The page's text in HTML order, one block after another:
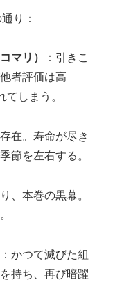
り：
マリ）
：引きこ
者評価は高
てしまう。
在。寿命が尽き
節を左右する。
、本巻の黒幕。
：かつて滅びた組
持ち、再び暗躍